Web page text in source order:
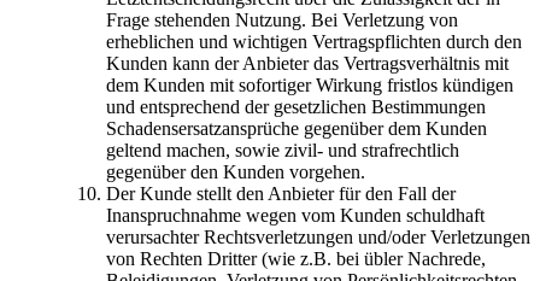
Frage stehenden Nutzung. Bei Verletzung von
erheblichen und wichtigen Vertragspflichten durch den
Kunden kann der Anbieter das Vertragsverhältnis mit
dem Kunden mit sofortiger Wirkung fristlos kündigen
und entsprechend der gesetzlichen Bestimmungen
Schadensersatzansprüche gegenüber dem Kunden
geltend machen, sowie zivil- und strafrechtlich
gegenüber den Kunden vorgehen.
Der Kunde stellt den Anbieter für den Fall der
Inanspruchnahme wegen vom Kunden schuldhaft
verursachter Rechtsverletzungen und/oder Verletzungen
von Rechten Dritter (wie z.B. bei übler Nachrede,